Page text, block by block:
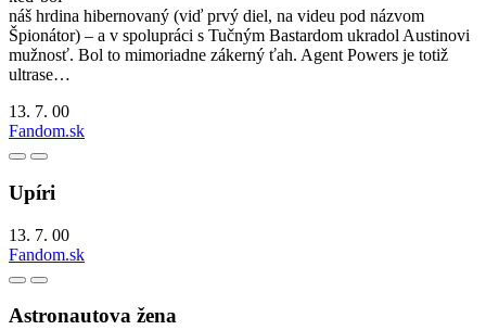
náš hrdina hibernovaný (viď prvý diel, na videu pod názvom
Špionátor) – a v spolupráci s Tučným Bastardom ukradol Austinovi
mužnosť. Bol to mimoriadne zákerný ťah. Agent Powers je totiž
ultrase…
13. 7. 00
Fandom.sk
Upíri
13. 7. 00
Fandom.sk
Astronautova žena